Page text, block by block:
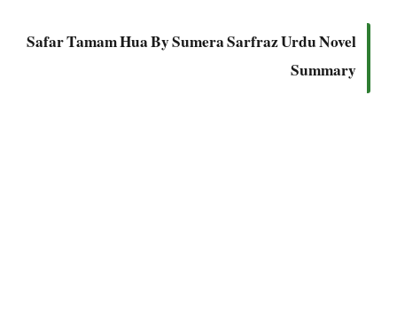
Safar Tamam Hua By Sumera Sarfraz Urdu Novel
Summary